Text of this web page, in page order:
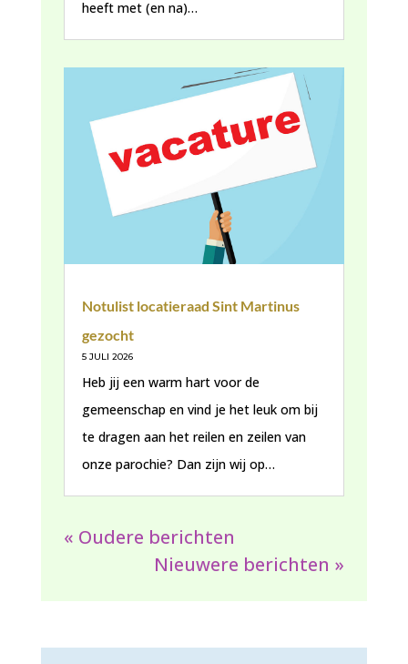
heeft met (en na)…
Notulist locatieraad Sint Martinus
gezocht
5 JULI 2026
Heb jij een warm hart voor de
gemeenschap en vind je het leuk om bij
te dragen aan het reilen en zeilen van
onze parochie? Dan zijn wij op…
« Oudere berichten
Nieuwere berichten »